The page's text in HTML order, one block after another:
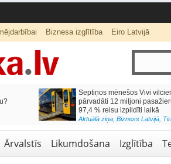
Biznesa izglītība Eiro Latvijā
Septiņos mēnešos Vivi
pārvadāti 12 miljoni
97,4 % reisu izpildīti laikā
Aktuālā ziņa, Bizness Latvijā,
Ārvalstīs Likumdošana Izglītība